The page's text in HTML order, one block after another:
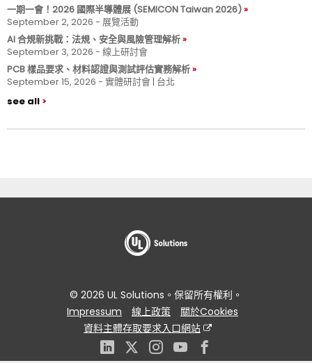
一期一會！2026 國際半導體展 (SEMICON Taiwan 2026)
September 2, 2026 - 展覽活動
AI 合規新挑戰：法規、安全與風險管理解析
September 3, 2026 - 線上研討會
PCB 樣品要求、材料認證與測試評估實務解析
September 15, 2026 - 實體研討會 | 台北
see all
© 2026 UL Solutions。保留所有權利。
Impressum
線上政策
關於Cookies
資料主體存取要求入口網站